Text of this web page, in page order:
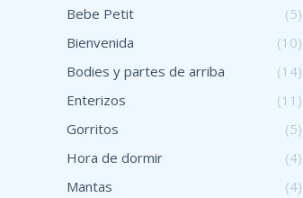
Bebe Petit
(5)
Bienvenida
(10)
Bodies y partes de arriba
(14)
Enterizos
(11)
Gorritos
(5)
Hora de dormir
(4)
Mantas
(4)